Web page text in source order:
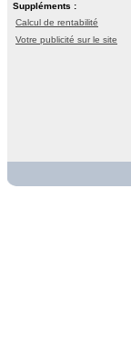
Suppléments :
Calcul de rentabilité
Votre publicité sur le site